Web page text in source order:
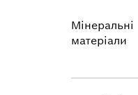
Мінеральні
матеріали